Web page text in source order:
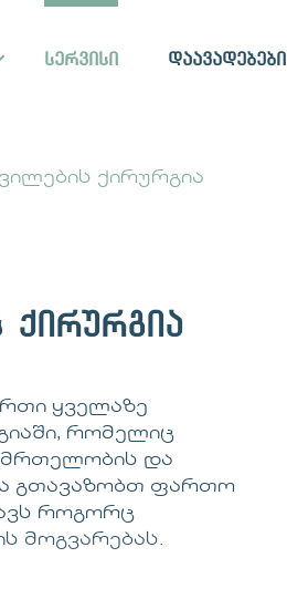
სერვისი დაავადებები
ქირურგია
ქირურგია
ყველაზე
რომელიც
და
გთავაზობთ ფართო
როგორც
მოგვარებას.